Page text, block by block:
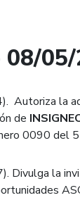
Autoriza la
de
0090 del
Divulga la